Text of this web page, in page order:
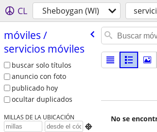
CL Sheboygan (WI)
móviles /​
servicios móviles
buscar solo títulos
anuncio con foto
publicado hoy
ocultar duplicados
MILLAS DE LA UBICACIÓN

No se